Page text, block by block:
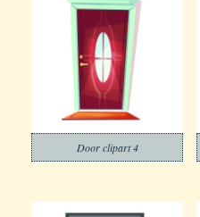
Door clipart 4